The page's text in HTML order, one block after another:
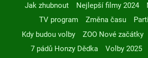
Jak zhubnout Nejlepší filmy 2024
TV program
Změna času
Kdy budou volby
ZOO Nové začátky
7 pádů Honzy Dědka
Volby 2025